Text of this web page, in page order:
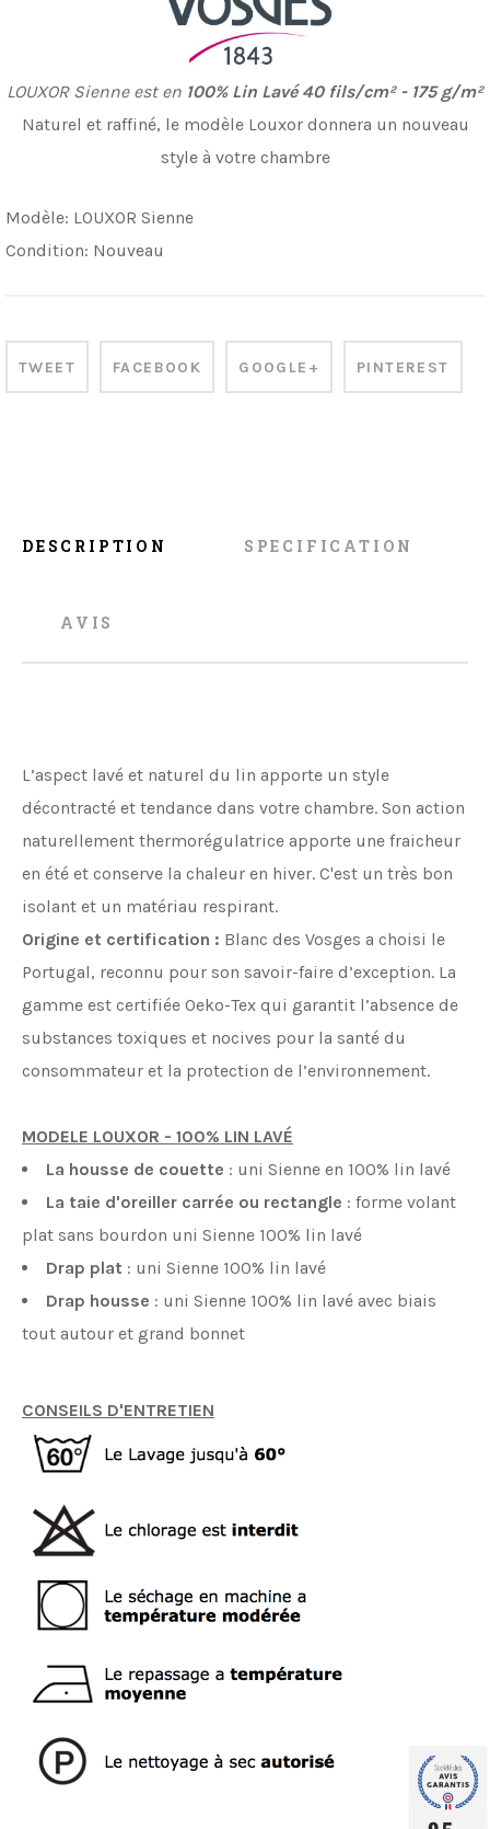
LOUXOR Sienne est en 100% Lin Lavé40 fils/cm² - 175 g/m²
Naturel et raffiné, le modèle Louxor donnera un nouveau
style à votre chambre
Modèle: LOUXOR Sienne
Condition: Nouveau
TWEET FACEBOOK GOOGLE+ PINTEREST
DESCRIPTION SPECIFICATION
AVIS
L’aspect lavé et naturel du lin apporte un style
décontracté et tendance dans votre chambre. Son action
naturellement thermorégulatrice apporte une fraicheur
en été et conserve la chaleur en hiver. C'est un très bon
isolant et un matériau respirant.
Origine et certification : Blanc des Vosges a choisi le
Portugal, reconnu pour son savoir-faire d’exception. La
gamme est certifiée Oeko-Tex qui garantit l’absence de
substances toxiques et nocives pour la santé du
consommateur et la protection de l’environnement.
MODELE LOUXOR - 100% LIN LAVÉ
La housse de couette : uni Sienne en 100% lin lavé
La taie d'oreiller carrée ou rectangle : forme volant
plat sans bourdon uni Sienne 100% lin lavé
Drap plat : uni Sienne 100% lin lavé
Drap housse : uni Sienne 100% lin lavé avec biais
tout autour et grand bonnet
CONSEILS D'ENTRETIEN